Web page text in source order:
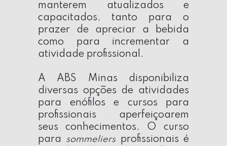
manterem atualizados e
capacitados, tanto para o
prazer de apreciar a bebida
como para incrementar a
atividade profissional.
A ABS Minas disponibiliza
diversas opções de atividades
para enófilos e cursos para
profissionais aperfeiçoarem
seus conhecimentos. O curso
para sommeliers profissionais é